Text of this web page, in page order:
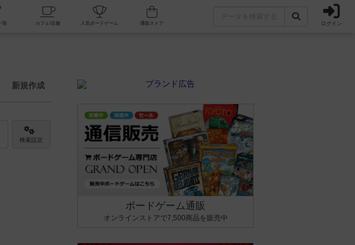
掲示板一覧 カフェ/店舗 人気ボードゲーム ログイン
新規作成
検索設定
ボードゲーム通販
オンラインストアで7,500商品を販売中